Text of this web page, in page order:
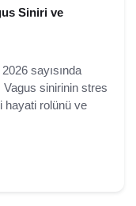
Siniri ve
sayısında
sinirinin stres
hayati rolünü ve